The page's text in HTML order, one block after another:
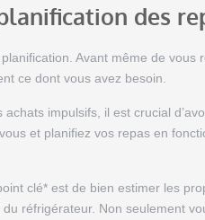
des
Avant même de
ce dont vous avez besoin.
achats impulsifs, il est crucial
et planifiez vos repas en
clé* est de bien estimer les
réfrigérateur. Non seulement